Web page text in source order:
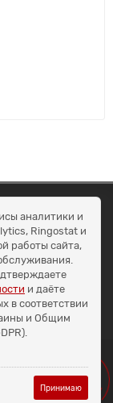
аналитики и
Ringostat и
работы сайта,
и даёте
в соответствии
и Общим
Принимаю